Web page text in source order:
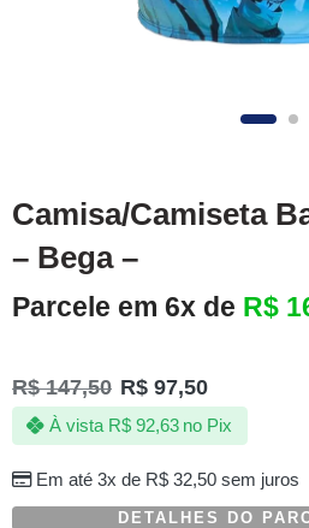
Camisa/Camiseta
– Bega –
Parcele em 6x de R$
R$147,50 R$ 97,50
Em até 3x de R$32,50sem juros
À vista R$92,63 no Pix
DETALHES DO